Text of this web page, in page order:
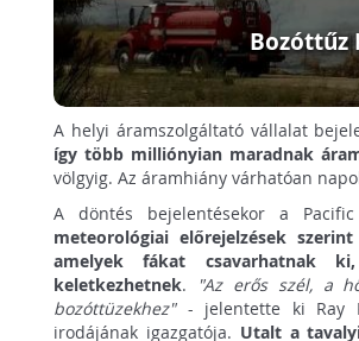
Bozóttűz
A helyi áramszolgáltató vállalat
így több milliónyian maradnak
völgyig. Az áramhiány várhatóan
A döntés bejelentésekor a
meteorológiai előrejelzések
amelyek fákat csavarhatnak
keletkezhetnek.
"Az erős szél, a
bozóttüzekhez"- jelentette ki Ray
irodájának igazgatója. Utalt a